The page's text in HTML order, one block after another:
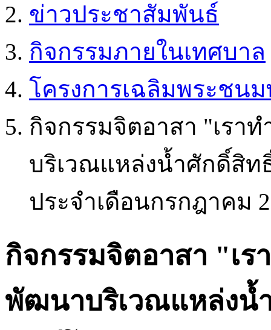
ข่าวประชาสัมพันธ์
กิจกรรมภายในเทศบาล
โครงการเฉลิมพระชน
กิจกรรมจิตอาสา "เรา
บริเวณแหล่งน้ำศักดิ์สิท
ประจำเดือนกรกฎาคม
กิจกรรมจิตอาสา "เ
พัฒนาบริเวณแหล่งน้